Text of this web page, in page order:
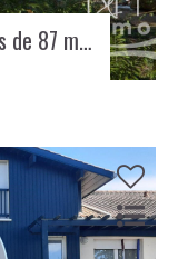
A Vendre Appartement 4 pièces de 87 m² à Saint Vincent de Tyrosse avec balcon